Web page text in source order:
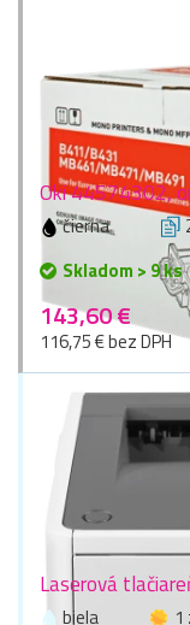
Oki 44574302,
čierna
Skladom > 9 ks
143,60 €
116,75 € bez DPH
Laserová
biela